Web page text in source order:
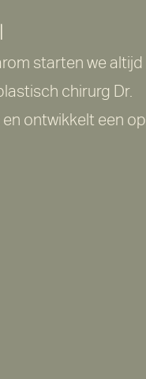
starten we altijd
chirurg Dr.
ontwikkelt een op